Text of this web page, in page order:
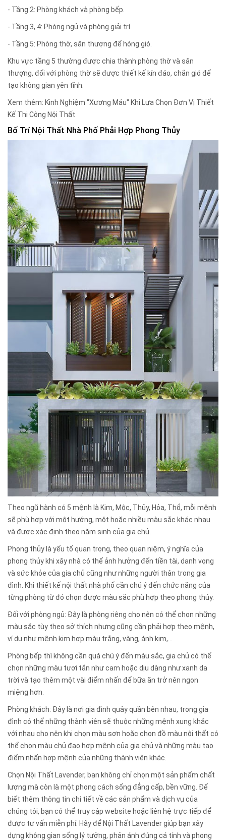
- Tầng 2: Phòng khách và phòng bếp.
- Tầng 3, 4: Phòng ngủ và phòng giải trí.
- Tầng 5: Phòng thờ, sân thượng để hóng gió.
Khu vực tầng 5 thường được chia thành phòng thờ và sân
thượng, đối với phòng thờ sẽ được thiết kế kín đáo, chắn gió để
tạo không gian yên tĩnh.
Xem thêm: Kinh Nghiệm "Xương Máu" Khi Lựa Chọn Đơn Vị Thiết
Kế Thi Công Nội Thất
Bố Trí Nội Thất Nhà Phố Phải Hợp Phong Thủy
Theo ngũ hành có 5 mệnh là Kim, Mộc, Thủy, Hỏa, Thổ, mỗi mệnh
sẽ phù hợp với một hướng, một hoặc nhiều màu sắc khác nhau
và được xác định theo năm sinh của gia chủ.
Phong thủy là yếu tố quan trọng, theo quan niệm, ý nghĩa của
phong thủy khi xây nhà có thể ảnh hưởng đến tiền tài, danh vọng
và sức khỏe của gia chủ cũng như những người thân trong gia
đình. Khi thiết kế nội thất nhà phố cần chú ý đến chức năng của
từng phòng từ đó chọn được màu sắc phù hợp theo phong thủy.
Đối với phòng ngủ: Đây là phòng riêng cho nên có thể chọn những
màu sắc tùy theo sở thích nhưng cũng cần phải hợp theo mệnh,
ví dụ như mệnh kim hợp màu trắng, vàng, ánh kim,...
Phòng bếp thì không cần quá chú ý đến màu sắc, gia chủ có thể
chọn những màu tươi tắn như cam hoặc dịu dàng như xanh da
trời và tạo thêm một vài điểm nhấn để bữa ăn trở nên ngon
miệng hơn.
Phòng khách: Đây là nơi gia đình quây quần bên nhau, trong gia
đình có thể những thành viên sẽ thuộc những mệnh xung khắc
với nhau cho nên khi chọn màu sơn hoặc chọn đồ màu nội thất có
thể chọn màu chủ đạo hợp mệnh của gia chủ và những màu tạo
điểm nhấn hợp mệnh của những thành viên khác.
Chọn Nội Thất Lavender, bạn không chỉ chọn một sản phẩm chất
lượng mà còn là một phong cách sống đẳng cấp, bền vững. Để
biết thêm thông tin chi tiết về các sản phẩm và dịch vụ của
chúng tôi, bạn có thể truy cập website hoặc liên hệ trực tiếp để
được tư vấn miễn phí. Hãy để Nội Thất Lavender giúp bạn xây
dựng không gian sống lý tưởng, phản ánh đúng cá tính và phong